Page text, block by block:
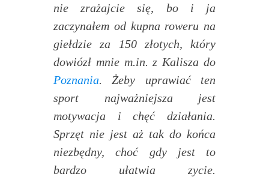
nie zrażajcie się, bo i ja
zaczynałem od kupna roweru na
giełdzie za 150 złotych, który
dowiózł mnie m.in. z Kalisza do
Poznania. Żeby uprawiać ten
sport najważniejsza jest
motywacja i chęć działania.
Sprzęt nie jest aż tak do końca
niezbędny, choć gdy jest to
bardzo ułatwia zycie.